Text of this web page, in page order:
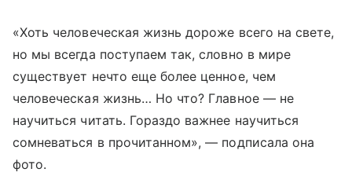
«Хоть человеческая жизнь дороже всего на свете,
но мы всегда поступаем так, словно в мире
существует нечто еще более ценное, чем
человеческая жизнь… Но что? Главное — не
научиться читать. Гораздо важнее научиться
сомневаться в прочитанном», — подписала она
фото.